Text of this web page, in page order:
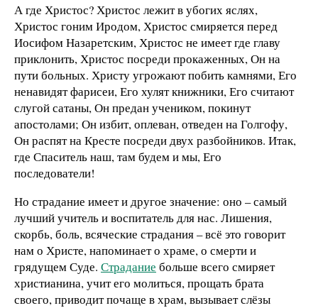
А где Христос? Христос лежит в убогих яслях,
Христос гоним Иродом, Христос смиряется перед
Иосифом Назаретским, Христос не имеет где главу
приклонить, Христос посреди прокаженных, Он на
пути больных. Христу угрожают побить камнями, Его
ненавидят фарисеи, Его хулят книжники, Его считают
слугой сатаны, Он предан учеником, покинут
апостолами; Он избит, оплеван, отведен на Голгофу,
Он распят на Кресте посреди двух разбойников. Итак,
где Спаситель наш, там будем и мы, Его
последователи!
Но страдание имеет и другое значение: оно – самый
лучший учитель и воспитатель для нас. Лишения,
скорбь, боль, всяческие страдания – всё это говорит
нам о Христе, напоминает о храме, о смерти и
грядущем Суде. Страдание больше всего смиряет
христианина, учит его молиться, прощать брата
своего, приводит почаще в храм, вызывает слёзы